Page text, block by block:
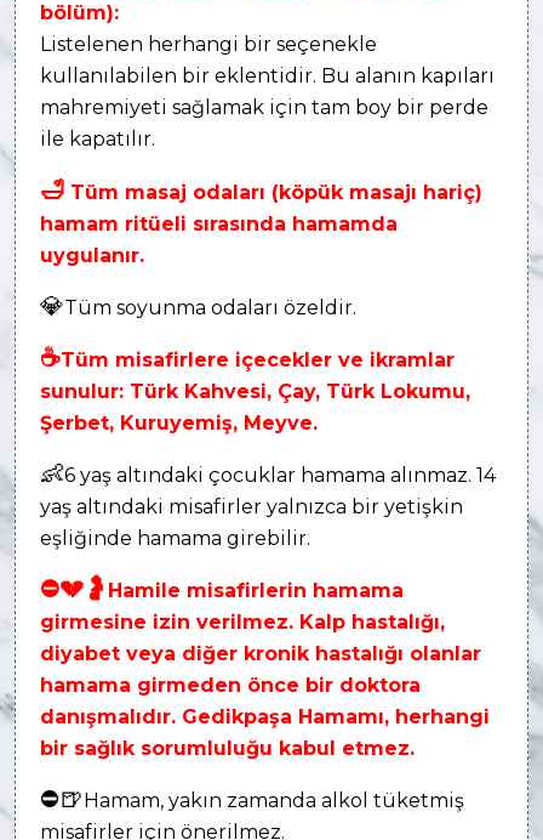
bölüm):
Listelenen herhangi bir seçenekle
kullanılabilen bir eklentidir. Bu alanın kapıları
mahremiyeti sağlamak için tam boy bir perde
ile kapatılır.
🛁 Tüm masaj odaları (köpük masajı hariç)
hamam ritüeli sırasında hamamda
uygulanır.
💎Tüm soyunma odaları özeldir.
☕Tüm misafirlere içecekler ve ikramlar
sunulur: Türk Kahvesi, Çay, Türk Lokumu,
Şerbet, Kuruyemiş, Meyve.
👶6 yaş altındaki çocuklar hamama alınmaz. 14
yaş altındaki misafirler yalnızca bir yetişkin
eşliğinde hamama girebilir.
⛔💔 🤰 Hamile misafirlerin hamama
girmesine izin verilmez. Kalp hastalığı,
diyabet veya diğer kronik hastalığı olanlar
hamama girmeden önce bir doktora
danışmalıdır. Gedikpaşa Hamamı, herhangi
bir sağlık sorumluluğu kabul etmez.
⛔🍺 Hamam, yakın zamanda alkol tüketmiş
misafirler için önerilmez.